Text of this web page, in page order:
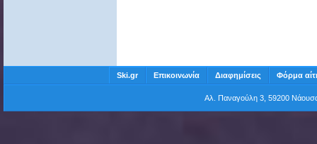
Ski.gr Επικοινωνία Διαφημίσεις Φόρμα
Αλ. Παναγούλη 3, 59200